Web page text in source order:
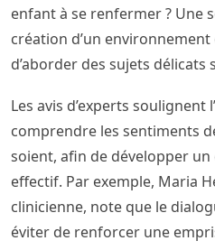
enfant à se renfermer ? Une
création d’un
d’aborder des sujets délicats
Les avis d’experts soulignent
comprendre les sentiments
soient, afin de développer
effectif. Par exemple, Maria
clinicienne, note que le
éviter de renforcer une